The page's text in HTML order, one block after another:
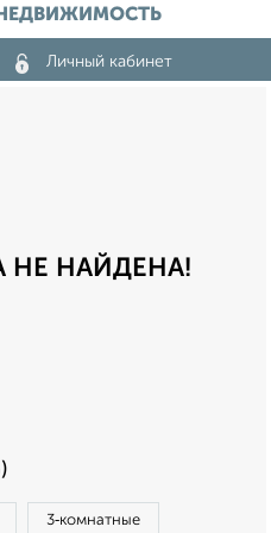
Личный кабинет
НЕ НАЙДЕНА!
3‑комнатные